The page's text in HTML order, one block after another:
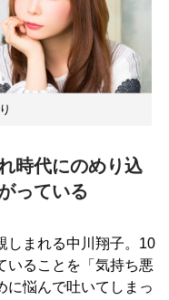
時代にのめり込
っている
しまれる中川翔子。10
いることを「気持ち悪
に悩んで吐いてしまっ